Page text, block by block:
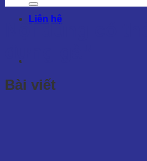
Liên hệ
Nội dung có thẻ
Bài viết